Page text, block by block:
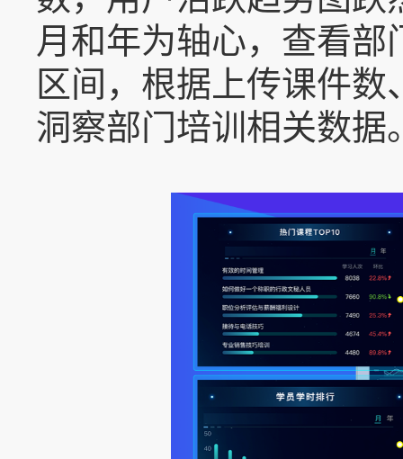
月和年为轴心，查看
区间，根据上传课件
洞察部门培训相关数据